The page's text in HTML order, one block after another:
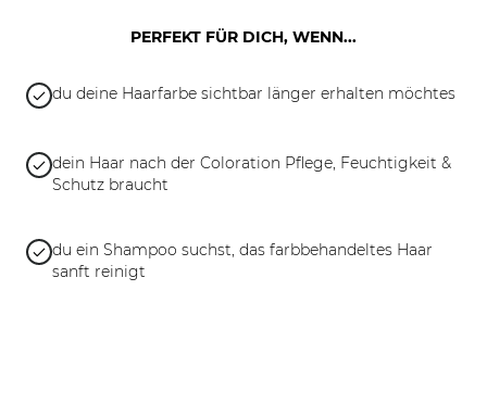
PERFEKT FÜR DICH, WENN...
du deine Haarfarbe sichtbar länger erhalten möchtes
dein Haar nach der Coloration Pflege, Feuchtigkeit &
Schutz braucht
du ein Shampoo suchst, das farbbehandeltes Haar
sanft reinigt